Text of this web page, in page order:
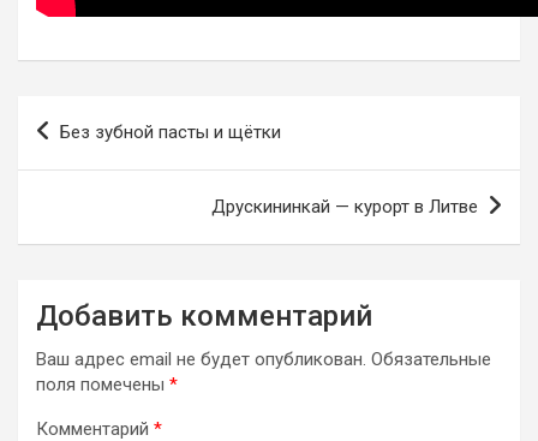
Навигация
по
Без зубной пасты и щётки
Друскининкай — курорт в Литве
Добавить комментарий
Ваш адрес email не будет опубликован. Обязательные
поля помечены *
Комментарий *